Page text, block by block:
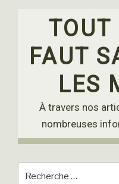
TOUT
FAUT
LES
À travers nos
nombreuses